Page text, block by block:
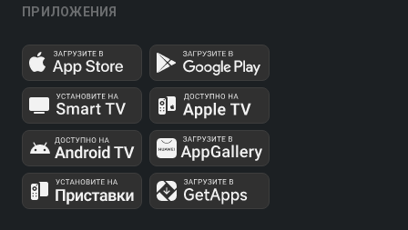
ПРИЛОЖЕНИЯ